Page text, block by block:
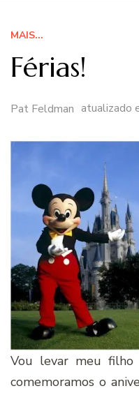
MAIS...
Férias!
Pat Feldman atualizado
Vou levar meu filho
comemoramos o